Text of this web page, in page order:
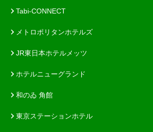
Tabi-CONNECT
メトロポリタンホテルズ
JR東日本ホテルメッツ
ホテルニューグランド
和のゐ 角館
東京ステーションホテル